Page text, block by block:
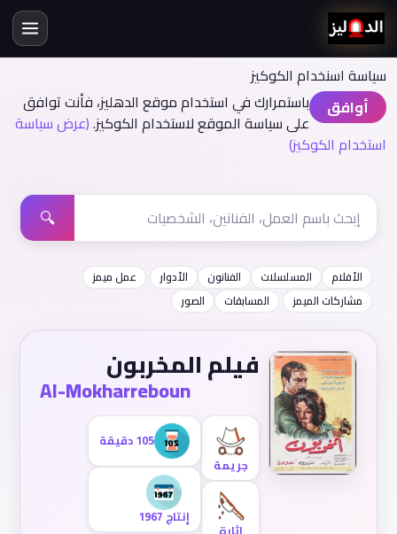
سياسة اسنخدام الكوكيز
أوافق
باستمرارك في استخدام موقع الدهليز، فأنت توافق
على سياسة الموقع لاستخدام الكوكيز.(عرض سياسة
استخدام الكوكيز)
🔍
الأفلام المسلسلات الفنانون الأدوار
عمل ميمز
مشاركات الميمز
المسابقات الصور
فيلم المخربون
Al-Mokharreboun
جريمة
105 دقيقة
إنتاج 1967